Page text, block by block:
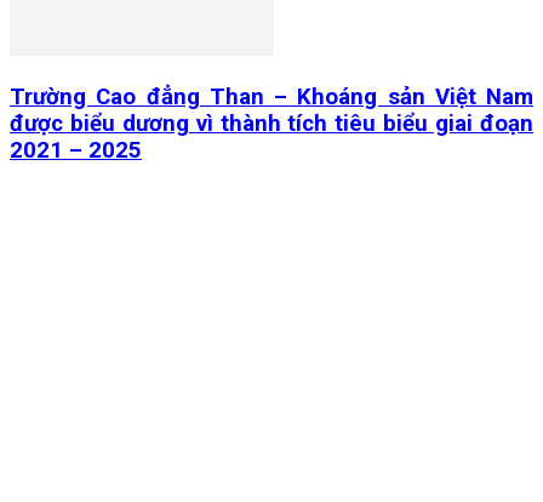
Trường Cao đẳng Than – Khoáng sản Việt Nam
được biểu dương vì thành tích tiêu biểu giai đoạn
2021 – 2025